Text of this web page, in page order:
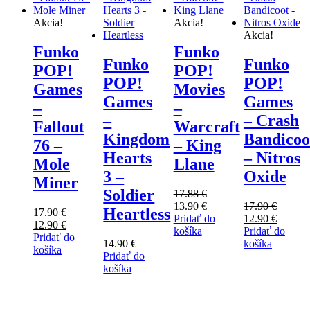
Akcia!
Funko
POP!
Games
–
Fallout
76 –
Mole
Miner
17.90€
Pôvodná
cena
bola:
12.90 €Aktuálna
cena
Pridať do
košíka
Funko
POP!
Games
–
Kingdom
Hearts
3 –
Soldier
Heartless
14.90€
Pridať do
košíka
Akcia!
Funko
POP!
Movies
–
Warcraft
– King
Llane
17.88€
Pôvodná
cena
bola:
13.90 €Aktuálna
cena
Pridať do
košíka
Akcia!
Funko
POP!
Games
– Crash
– Nitros
Oxide
17.90€
Pôvodná
cena
bola:
12.90 €
cena
Pridať do
košíka